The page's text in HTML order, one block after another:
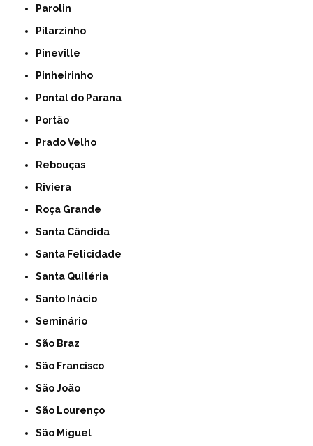
Parolin
Pilarzinho
Pineville
Pinheirinho
Pontal do Parana
Portão
Prado Velho
Rebouças
Riviera
Roça Grande
Santa Cândida
Santa Felicidade
Santa Quitéria
Santo Inácio
Seminário
São Braz
São Francisco
São João
São Lourenço
São Miguel